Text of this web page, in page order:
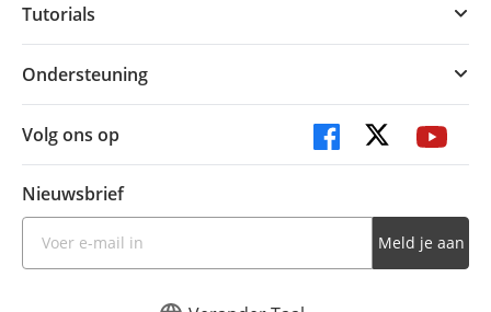
Tutorials
Ondersteuning
Volg ons op
Nieuwsbrief
Meld je aan